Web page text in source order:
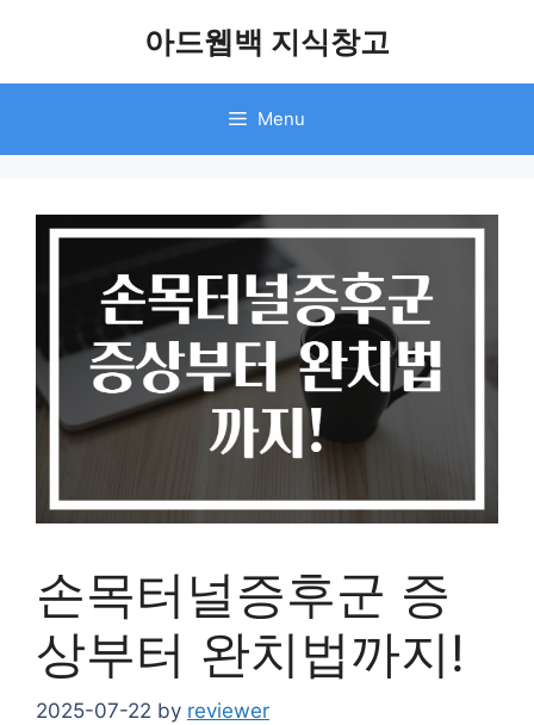
아드웹백 지식창고
Menu
손목터널증후군 증
상부터 완치법까지!
2025-07-22 by reviewer